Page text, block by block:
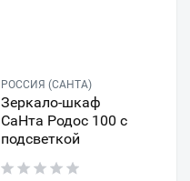
РОССИЯ (САНТА)
Зеркало-шкаф
СаНта Родос 100 с
подсветкой